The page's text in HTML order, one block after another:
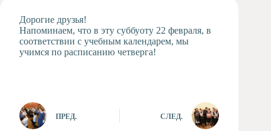
студия
Музыкальное
отделение
Дорогие друзья!
Напоминаем, что в эту суббуоту 22 февраля, в
соответствии с учебным календарем, мы
учимся по расписанию четверга!
ПРЕД. СЛЕД.